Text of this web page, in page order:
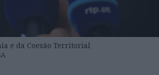
e da Coesão Territorial